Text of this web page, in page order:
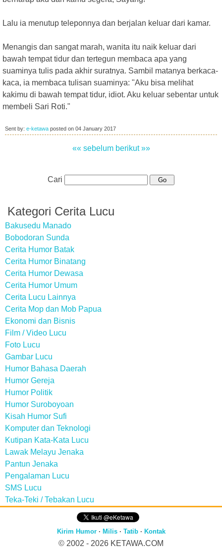
Lalu ia menutup teleponnya dan berjalan keluar dari kamar.
Menangis dan sangat marah, wanita itu naik keluar dari
bawah tempat tidur dan tertegun membaca apa yang
suaminya tulis pada akhir suratnya. Sambil matanya berkaca-
kaca, ia membaca tulisan suaminya: "Aku bisa melihat
kakimu di bawah tempat tidur, idiot. Aku keluar sebentar untuk
membeli Sari Roti."
Sent by: e-ketawa posted on 04 January 2017
«« sebelum berikut »»
Cari
Kategori Cerita Lucu
Bakusedu Manado
Bobodoran Sunda
Cerita Humor Batak
Cerita Humor Binatang
Cerita Humor Dewasa
Cerita Humor Umum
Cerita Lucu Lainnya
Cerita Mop dan Mob Papua
Ekonomi dan Bisnis
Film / Video Lucu
Foto Lucu
Gambar Lucu
Humor Bahasa Daerah
Humor Gereja
Humor Politik
Humor Suroboyoan
Kisah Humor Sufi
Komputer dan Teknologi
Kutipan Kata-Kata Lucu
Lawak Melayu Jenaka
Pantun Jenaka
Pengalaman Lucu
SMS Lucu
Teka-Teki / Tebakan Lucu
Kirim Humor· Milis· Tatib· Kontak
© 2002 - 2026 KETAWA.COM